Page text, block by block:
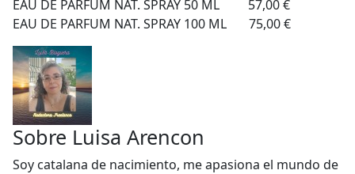
EAU DE PARFUM NAT. SPRAY 50 ML 57,00 €
EAU DE PARFUM NAT. SPRAY 100 ML 75,00 €
Sobre Luisa Arencon
Soy catalana de nacimiento, me apasiona el mundo de